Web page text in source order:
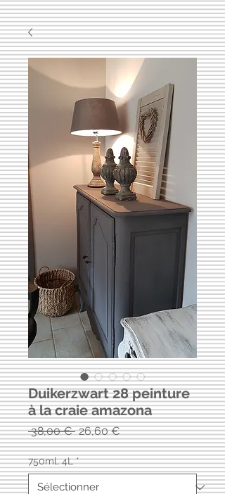
Duikerzwart 28 peinture
à la craie amazona
38,00 € Prix
original
26,60 €Prix
promotionnel
750ml, 4L *